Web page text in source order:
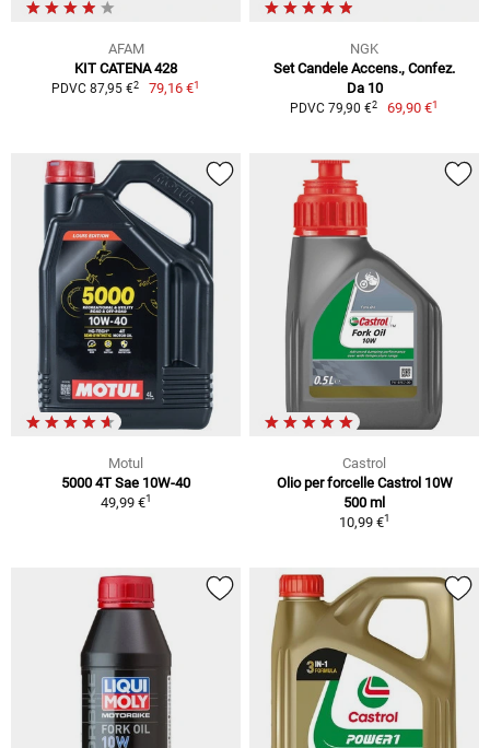
AFAM
KIT CATENA 428
PDVC 87,95 €2 79,16 €1
NGK
Set Candele Accens., Confez.
Da 10
PDVC 79,90 €2 69,90 €1
Motul
5000 4T Sae 10W-40
49,99 €1
Castrol
Olio per forcelle Castrol 10W
500 ml
10,99 €1